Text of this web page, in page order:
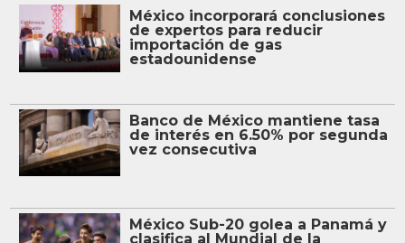
México incorporará conclusiones
de expertos para reducir
importación de gas
estadounidense
Banco de México mantiene tasa
de interés en 6.50% por segunda
vez consecutiva
México Sub-20 golea a Panamá y
clasifica al Mundial de la